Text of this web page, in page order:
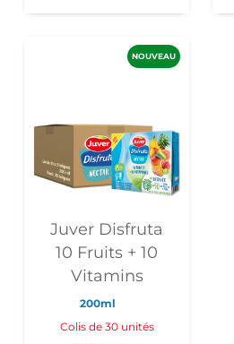
NOUVEAU
Juver Disfruta
10 Fruits + 10
Vitamins
200ml
Colis de 30 unités